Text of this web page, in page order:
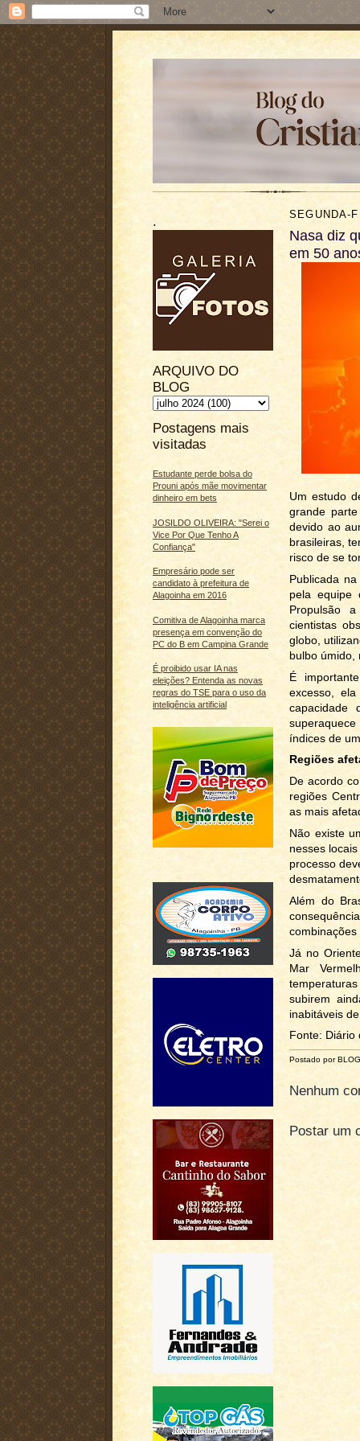
.
ARQUIVO DO
BLOG
Postagens mais
visitadas
Estudante perde bolsa do
Prouni após mãe movimentar
dinheiro em bets
JOSILDO OLIVEIRA: "Serei o
Vice Por Que Tenho A
Confiança"
Empresário pode ser
candidato à prefeitura de
Alagoinha em 2016
Comitiva de Alagoinha marca
presença em convenção do
PC do B em Campina Grande
É proibido usar IA nas
eleições? Entenda as novas
regras do TSE para o uso da
inteligência artificial
SEGUNDA-
Nasa diz
em 50
Um estudo
grande
devido ao
brasileiras,
risco de se
Publicada
pela equipe
Propulsão
cientistas
globo,
bulbo úmido,
É
excesso,
capacidade
índices de
Regiões
De acordo
regiões
as mais
Não existe
nesses
processo
Além do
Já no
Mar
subirem
inabitáveis
Fonte:
Postado por
Nenhum
Postar um